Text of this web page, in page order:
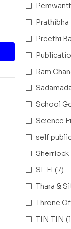
Prathibha
Preethi
Ram
School
Science
self
Sherrlock
SI-FI (7)
Thara &
Throne
TIN TIN